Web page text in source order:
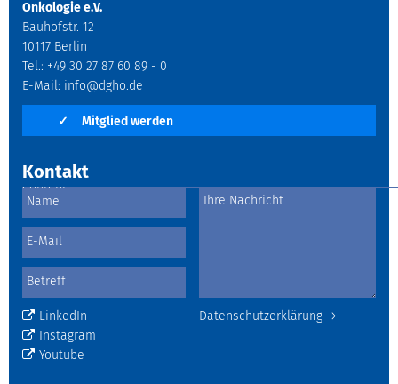
Onkologie e.V.
Bauhofstr. 12
10117 Berlin
Tel.: +49 30 27 87 60 89 - 0
E-Mail: info@dgho.de
✓ Mitglied werden
Kontakt
Datenschutzerklärung →
LinkedIn
Instagram
Youtube